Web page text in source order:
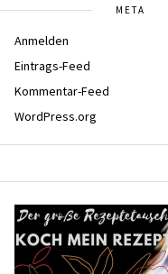
META
Anmelden
Eintrags-Feed
Kommentar-Feed
WordPress.org